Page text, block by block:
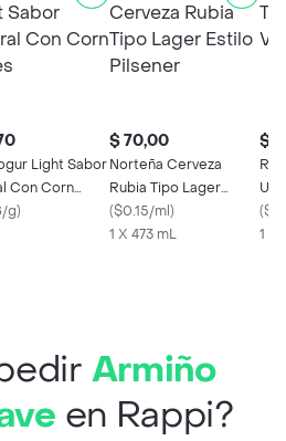
Light Sabor
Con Corn
g)
$ 70,00
Norteña Cerveza
Rubia Tipo Lager
Estilo Pilsener
($0.15/ml)
1 X 473 mL
$
(
1 X
Armiño
en Rappi?